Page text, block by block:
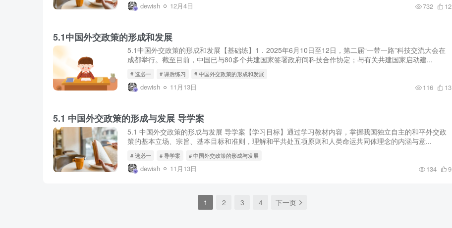
dewish 12月4日 732 12
5.1中国外交政策的形成和发展
5.1中国外交政策的形成和发展【基础练】1．2025年6月10日至12日，第二届“一带一路”科技交流大会在
成都举行。截至目前，中国已与80多个共建国家签署政府间科技合作协定；与有关共建国家启动建...
# 选必一 # 课后练习 # 中国外交政策的形成和发展
dewish 11月13日 116 13
5.1 中国外交政策的形成与发展 导学案
5.1 中国外交政策的形成与发展 导学案【学习目标】通过学习教材内容，掌握我国独立自主的和平外交政
策的基本立场、宗旨、基本目标和准则，理解和平共处五项原则和人类命运共同体理念的内涵与意...
# 选必一 # 导学案 # 中国外交政策的形成与发展
dewish 11月13日 134 9
1 2 3 4 下一页